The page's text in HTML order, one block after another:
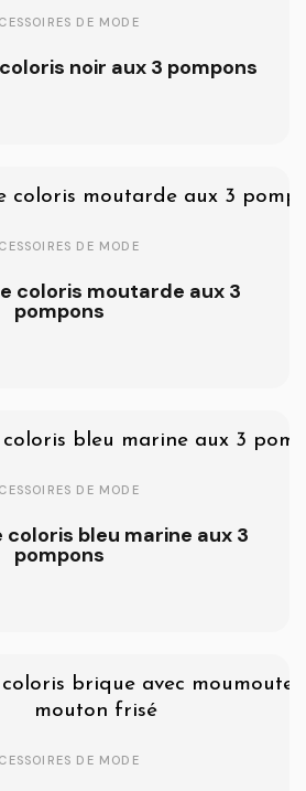
DE MODE
noir aux 3 pompons
DE MODE
coloris moutarde aux 3
pompons
DE MODE
bleu marine aux 3
pompons
DE MODE